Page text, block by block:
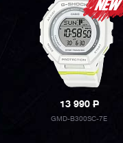
13 990P
GMD-B300SC-7E